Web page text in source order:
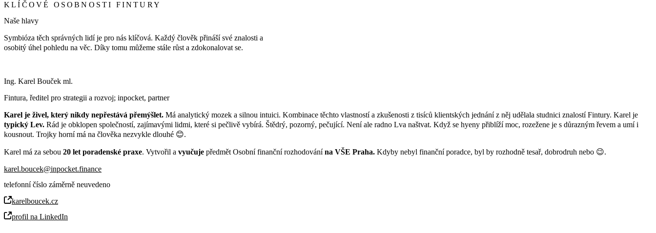
KLÍČOVÉ OSOBNOSTI FINTURY
Naše hlavy
Symbióza těch správných lidí je pro nás klíčová. Každý člověk přináší své znalosti a
osobitý úhel pohledu na věc. Díky tomu můžeme stále růst a zdokonalovat se.
Ing. Karel Bouček ml.
Fintura, ředitel pro strategii a rozvoj; inpocket, partner
Karel je živel, který nikdy nepřestává přemýšlet. Má analytický mozek a silnou intuici. Kombinace těchto vlastností a zkušenosti z tisíců klientských jednání z něj udělala studnici znalostí Fintury. Karel je
typický Lev. Rád je obklopen společností, zajímavými lidmi, které si pečlivě vybírá. Štědrý, pozorný, pečující. Není ale radno Lva naštvat. Když se hyeny přiblíží moc, rozežene je s důrazným řevem a umí i
kousnout. Trojky horní má na člověka nezvykle dlouhé 😊.
Karel má za sebou 20 let poradenské praxe. Vytvořil a vyučuje předmět Osobní finanční rozhodovánína VŠE Praha. Kdyby nebyl finanční poradce, byl by rozhodně tesař, dobrodruh nebo 😉.
karel.boucek@inpocket.finance
telefonní číslo záměrně neuvedeno
karelboucek.cz
profil na LinkedIn